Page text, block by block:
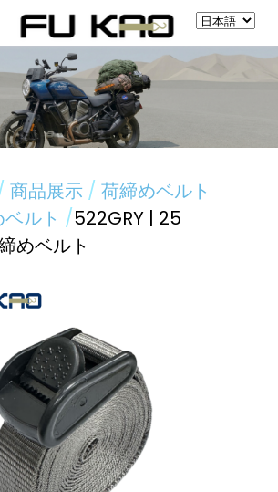
ニュース 揭示板
商品展示
荷締めベルト
ルト
522GRY | 25
めベルト